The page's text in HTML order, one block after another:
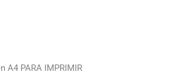
A4 PARA IMPRIMIR